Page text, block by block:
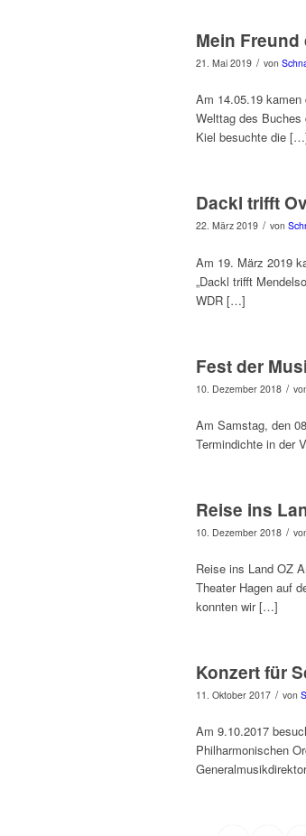
Mein
21. Mai 2019 / von
Am 14.05.19 kamen
Welttag des Buches
Kiel besuchte die
Dackl trifft
22. März 2019 / von
Am 19. März 2019
„Dackl trifft
WDR […]
Fest der
10. Dezember 2018 /
Am Samstag, den
Termindichte in der
Reise ins
10. Dezember 2018 /
Reise ins Land OZ
Theater Hagen auf
konnten wir […]
Konzert für
11. Oktober 2017 / von
Am 9.10.2017
Philharmonischen